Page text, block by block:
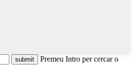
Premeu Intro per cercar o